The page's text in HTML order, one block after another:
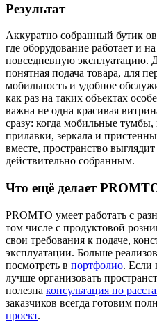
Результат
Аккуратно собранный бутик
где оборудование работает и
повседневную эксплуатацию.
понятная подача товара, для
мобильность и удобное
как раз на таких объектах
важна не одна красивая
сразу: когда мобильные
прилавки, зеркала и
вместе, пространство
действительно собранным.
Что ещё делает
PROMTO умеет работать с
том числе с продуктовой
свои требования к подаче,
эксплуатации. Больше
посмотреть в портфолио. Если
лучше организовать
полезна консультация по
заказчиков всегда готовим
проект.